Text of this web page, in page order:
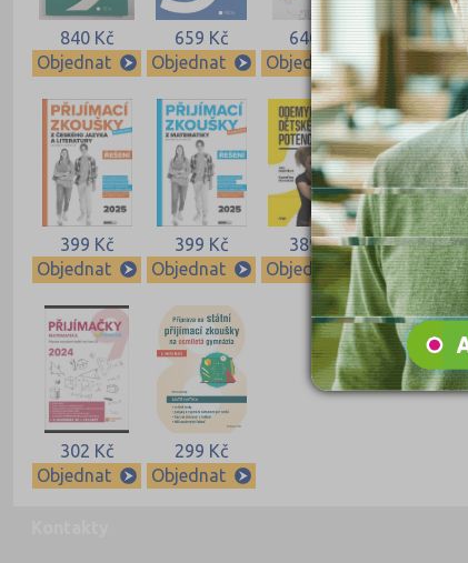
840 Kč
Objednat
659 Kč
Objednat
640 Kč
Objednat
640 Kč
Objednat
399 Kč
Objednat
399 Kč
Objednat
389 Kč
Objednat
339 Kč
Objednat
302 Kč
Objednat
299 Kč
Objednat